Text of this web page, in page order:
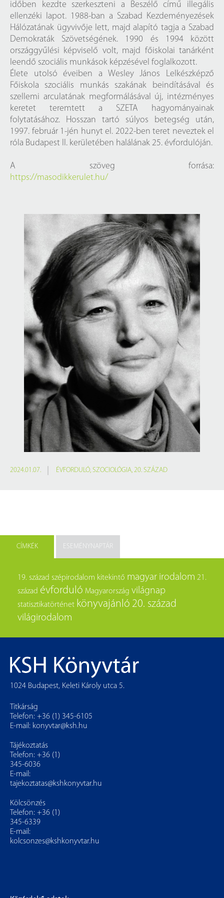
időben kezdte szerkeszteni a Beszélő című illegális
ellenzéki lapot. 1988-ban a Szabad Kezdeményezések
Hálózatának ügyvivője lett, majd alapító tagja a Szabad
Demokraták Szövetségének. 1990 és 1994 között
országgyűlési képviselő volt, majd főiskolai tanárként
leendő szociális munkások képzésével foglalkozott.
Élete utolsó éveiben a Wesley János Lelkészképző
Főiskola szociális munkás szakának beindításával és
szellemi arculatának megformálásával új, intézményes
keretet teremtett a SZETA hagyományainak
folytatásához. Hosszan tartó súlyos betegség után,
1997. február 1-jén hunyt el. 2022-ben teret neveztek el
róla Budapest II. kerületében halálának 25. évfordulóján.
A szöveg forrása:
https://masodikkerulet.hu/
2024.01.07. ÉVFORDULÓ, SZOCIOLÓGIA, 20. SZÁZAD
CÍMKÉK ESEMÉNYNAPTÁR
19. század szépirodalom kitekintő magyar irodalom 21.
század évforduló Magyarország világnap
statisztikatörténet könyvajánló 20. század
világirodalom
1024 Budapest, Keleti Károly utca 5.
Titkárság
Telefon: +36 (1) 345-6105
E-mail: konyvtar@ksh.hu
Tájékoztatás
Telefon: +36 (1)
345-6036
E-mail:
tajekoztatas@kshkonyvtar.hu
Kölcsönzés
Telefon: +36 (1)
345-6339
E-mail:
kolcsonzes@kshkonyvtar.hu